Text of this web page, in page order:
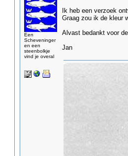
Een
Scheveninger
en een
steenbolkje
vind je overal
Ik heb een verzoek
Graag zou ik de kleur
Alvast bedankt voor
Jan